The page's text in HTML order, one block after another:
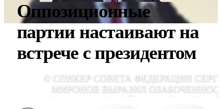
Оппозиционные
партии настаивают на
встрече с президентом
© СПИКЕР СОВЕТА ФЕДЕРАЦИИ
МИРОНОВ ВЫРАЗИЛ
КРИЗИСОМ СЕМЕЙНЫХ